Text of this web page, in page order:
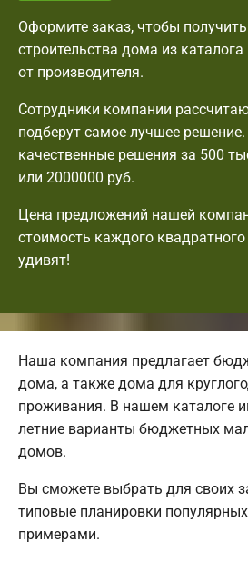
Оформите заказ, чтобы
строительства дома из
от производителя.
Сотрудники компании
подберут самое лучшее решение.
качественные решения за 500
или 2000000 руб.
Цена предложений нашей
стоимость каждого
удивят!
Наша компания предлагает
дома, а также дома для
проживания. В нашем каталоге
летние варианты бюджетных
домов.
Вы сможете выбрать для своих
типовые планировки
примерами.